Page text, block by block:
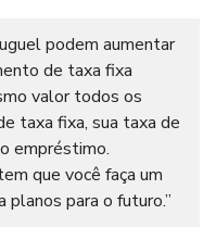
podem aumentar
de taxa fixa
valor todos os
taxa fixa, sua taxa de
empréstimo.
que você faça um
planos para o futuro.”